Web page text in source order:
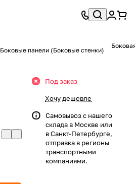
Боковые панели (Боковые стенки)
Под заказ
Хочу дешевле
Самовывоз с нашего
склада в Москве или
в Санкт-Петербурге,
отправка в регионы
транспортными
компаниями.